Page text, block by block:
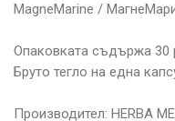
MagneMarine /
Опаковката съдържа 30
Бруто тегло на една
Производител: HERBA